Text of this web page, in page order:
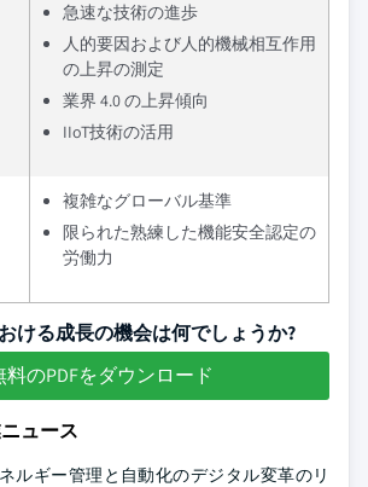
急速な技術の進歩
人的要因および人的機械相互作用
の上昇の測定
業界 4.0 の上昇傾向
IIoT技術の活用
複雑なグローバル基準
限られた熟練した機能安全認定の
労働力
ける成長の機会は何でしょうか?
料のPDFをダウンロード
ュース
ルギー管理と自動化のデジタル変革のリ